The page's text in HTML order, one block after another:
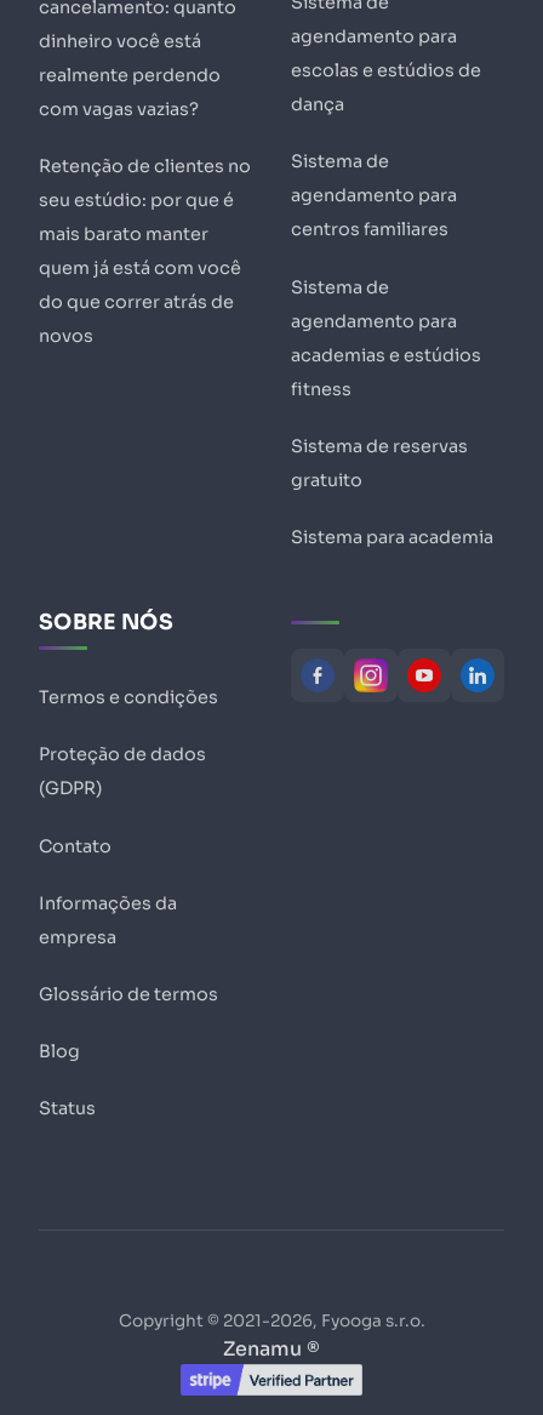
cancelamento: quanto
dinheiro você está
realmente perdendo
com vagas vazias?
Retenção de clientes no
seu estúdio: por que é
mais barato manter
quem já está com você
do que correr atrás de
novos
agendamento para
escolas e estúdios de
dança
Sistema de
agendamento para
centros familiares
Sistema de
agendamento para
academias e estúdios
fitness
Sistema de reservas
gratuito
Sistema para academia
SOBRE NÓS
Termos e condições
Proteção de dados
(GDPR)
Contato
Informações da
empresa
Glossário de termos
Blog
Status
Copyright © 2021-2026, Fyooga s.r.o.
Zenamu ®